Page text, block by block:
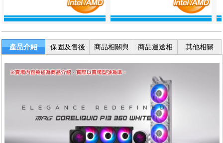
產品介紹
保固及售後
服務
商品相關與
退換貨
商品運送相
關
其他相關